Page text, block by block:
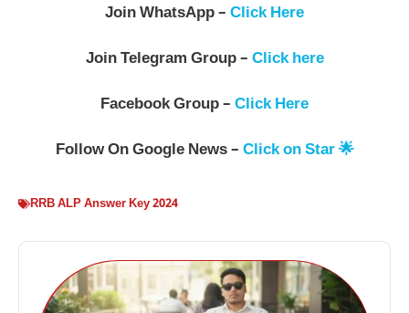
Join WhatsApp – Click Here
Join Telegram Group – Click here
Facebook Group – Click Here
Follow On Google News – Click on Star 🌟
RRB ALP Answer Key 2024